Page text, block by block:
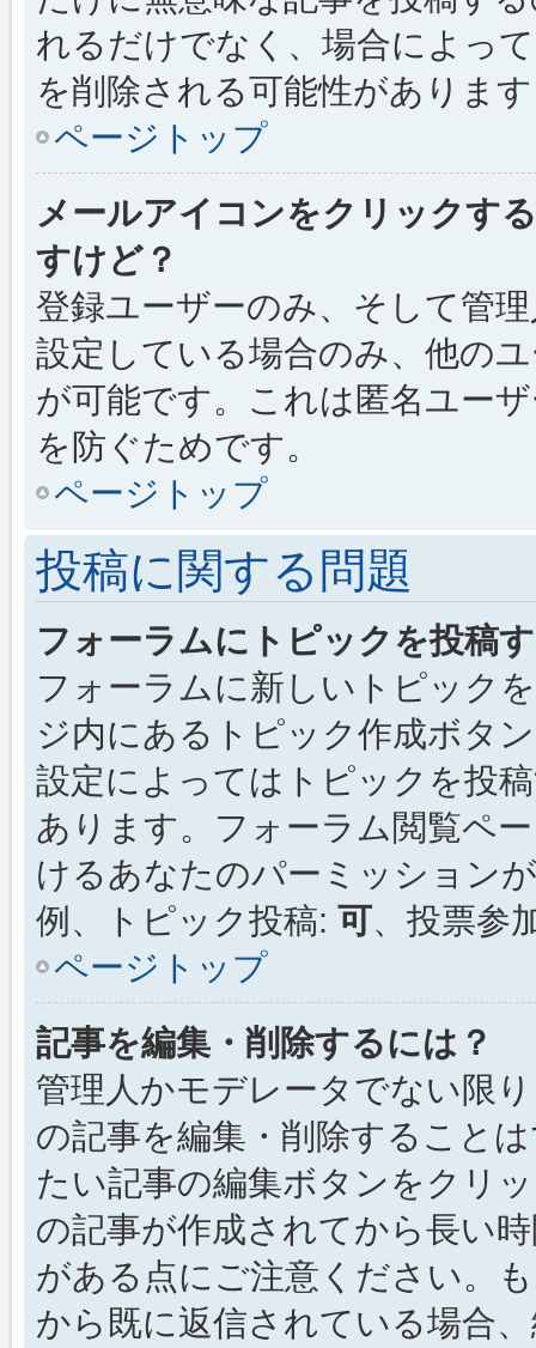
れるだけでなく、場合によっ
を削除される可能性がありま
ページトップ
メールアイコンをクリックす
すけど？
登録ユーザーのみ、そして管
設定している場合のみ、他の
が可能です。これは匿名ユー
を防ぐためです。
ページトップ
投稿に関する問題
フォーラムにトピックを投稿
フォーラムに新しいトピック
ジ内にあるトピック作成ボタ
設定によってはトピックを投
あります。フォーラム閲覧ペ
けるあなたのパーミッション
例、トピック投稿: 可、投票参
ページトップ
記事を編集・削除するには？
管理人かモデレータでない限
の記事を編集・削除すること
たい記事の編集ボタンをクリ
の記事が作成されてから長い
がある点にご注意ください。
から既に返信されている場合